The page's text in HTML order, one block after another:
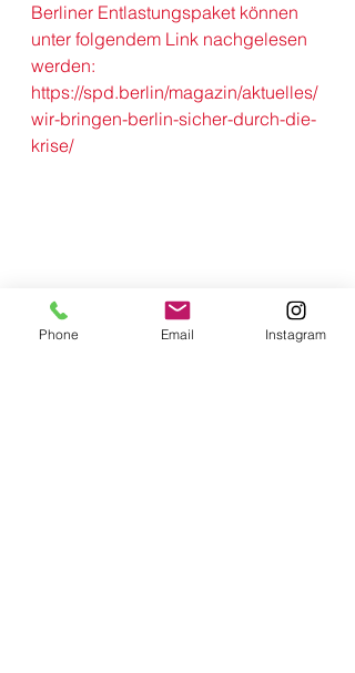
Berliner Entlastungspaket können
unter folgendem Link nachgelesen
werden:
https://spd.berlin/magazin/aktuelles/
wir-bringen-berlin-sicher-durch-die-
krise/
Phone Email Instagram